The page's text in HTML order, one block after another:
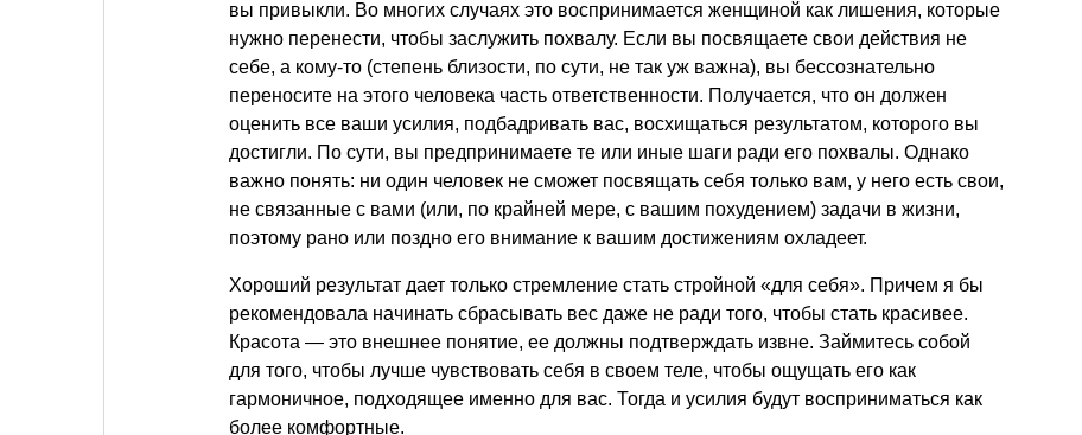
вы привыкли. Во многих случаях это воспринимается женщиной как лишения, которые
нужно перенести, чтобы заслужить похвалу. Если вы посвящаете свои действия не
себе, а кому-то (степень близости, по сути, не так уж важна), вы бессознательно
переносите на этого человека часть ответственности. Получается, что он должен
оценить все ваши усилия, подбадривать вас, восхищаться результатом, которого вы
достигли. По сути, вы предпринимаете те или иные шаги ради его похвалы. Однако
важно понять: ни один человек не сможет посвящать себя только вам, у него есть свои,
не связанные с вами (или, по крайней мере, с вашим похудением) задачи в жизни,
поэтому рано или поздно его внимание к вашим достижениям охладеет.
Хороший результат дает только стремление стать стройной «для себя». Причем я бы
рекомендовала начинать сбрасывать вес даже не ради того, чтобы стать красивее.
Красота — это внешнее понятие, ее должны подтверждать извне. Займитесь собой
для того, чтобы лучше чувствовать себя в своем теле, чтобы ощущать его как
гармоничное, подходящее именно для вас. Тогда и усилия будут восприниматься как
более комфортные.